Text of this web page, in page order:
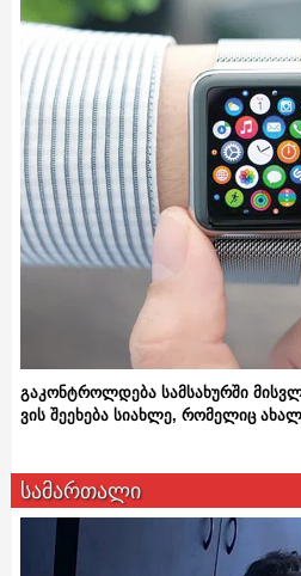
გაკონტროლდება სამსახურში
ვის შეეხება სიახლე, რომელიც
სამართალი